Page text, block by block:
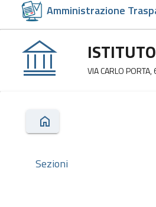
Amministrazione
VIA CARLO
Sezioni